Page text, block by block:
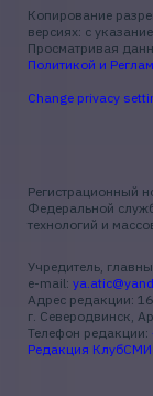
Копирование
версиях: с
Просматривая
Политикой и
Change privacy
Регистрационный
Федеральной
технологий и
Учредитель,
e-mail:
Адрес редакции:
г. Северодвинск,
Телефон редакции:
Редакция КлубСМИ